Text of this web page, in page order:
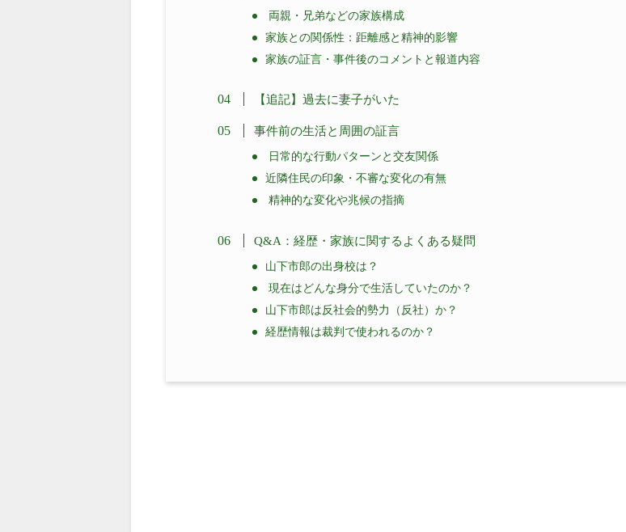
両親・兄弟などの家族構成
家族との関係性：距離感と精神的影響
家族の証言・事件後のコメントと報道内容
【追記】過去に妻子がいた
事件前の生活と周囲の証言
日常的な行動パターンと交友関係
近隣住民の印象・不審な変化の有無
精神的な変化や兆候の指摘
Q&A：経歴・家族に関するよくある疑問
山下市郎の出身校は？
現在はどんな身分で生活していたのか？
山下市郎は反社会的勢力（反社）か？
経歴情報は裁判で使われるのか？